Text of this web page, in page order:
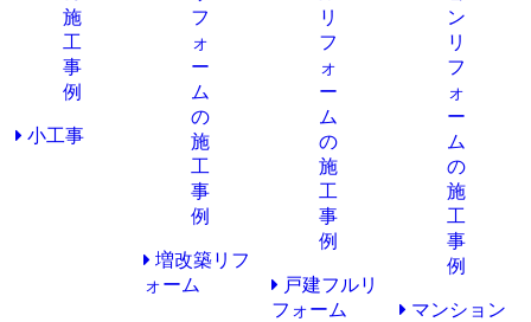
小工事
増改築リフ
ォーム
戸建フルリ
フォーム
マンション